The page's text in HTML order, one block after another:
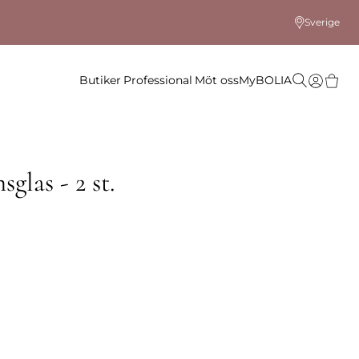
Sverige
Butiker Professional Möt ossMyBOLIA
- 2 st.